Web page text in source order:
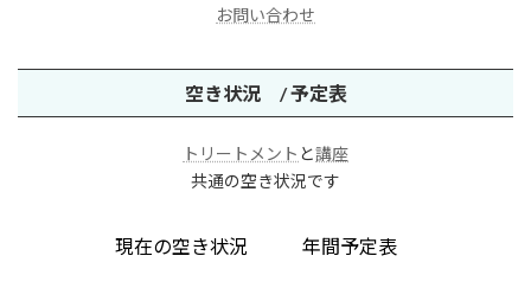
お問い合わせ
空き状況 / 予定表
トリートメント と講座
共通の空き状況です
現在の空き状況 年間予定表